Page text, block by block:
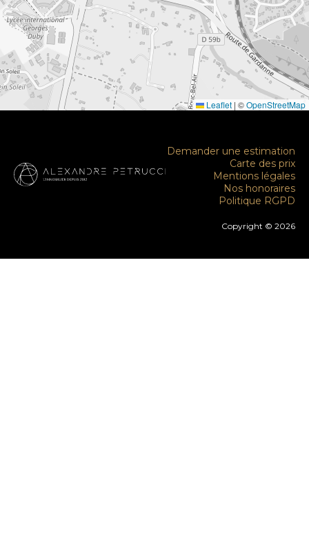
Leaflet | ©OpenStreetMap
Demander une estimation
Carte des prix
Mentions légales
Nos honoraires
Politique RGPD
Copyright © 2026